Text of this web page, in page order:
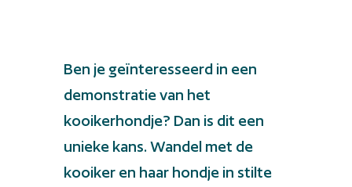
Ben je geïnteresseerd in een
demonstratie van het
kooikerhondje? Dan is dit een
unieke kans. Wandel met de
kooiker en haar hondje in stilte